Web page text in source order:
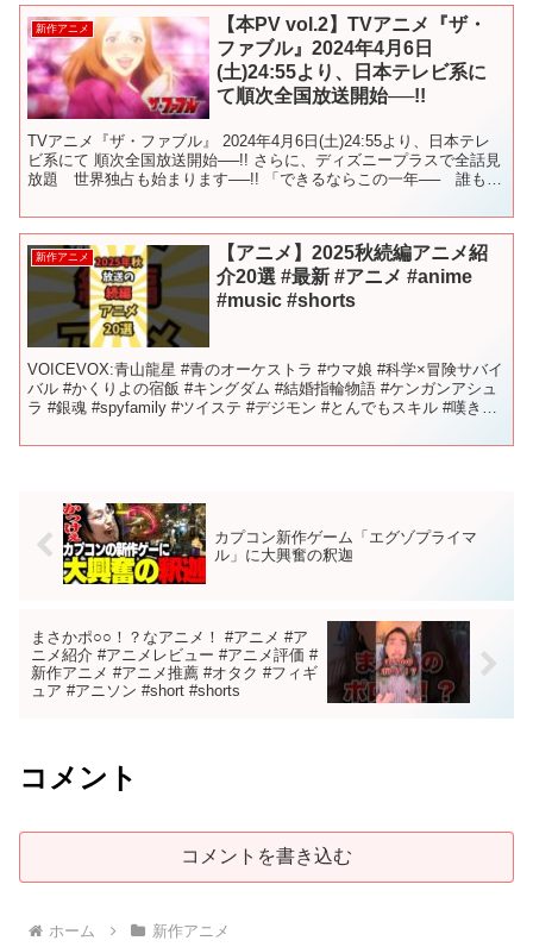
新作アニメ
【本PV vol.2】TVアニメ『ザ・
ファブル』2024年4月6日
(土)24:55より、日本テレビ系に
て順次全国放送開始──!!
TVアニメ『ザ・ファブル』 2024年4月6日(土)24:55より、日本テレ
ビ系にて 順次全国放送開始──!! さらに、ディズニープラスで全話見
放題 世界独占も始まります──!! 「できるならこの一年── 誰も殺
新作アニメ
【アニメ】2025秋続編アニメ紹
介20選 #最新 #アニメ #anime
#music #shorts
VOICEVOX:青山龍星 #青のオーケストラ #ウマ娘 #科学×冒険サバイ
バル #かくりよの宿飯 #キングダム #結婚指輪物語 #ケンガンアシュ
ラ #銀魂 #spyfamily #ツイステ #デジモン #とんでもスキル #嘆きの
カプコン新作ゲーム「エグゾプライマ
ル」に大興奮の釈迦
まさかポ○○！？なアニメ！ #アニメ #ア
ニメ紹介 #アニメレビュー #アニメ評価 #
新作アニメ #アニメ推薦 #オタク #フィギ
ュア #アニソン #short #shorts
コメント
コメントを書き込む
ホーム 新作アニメ